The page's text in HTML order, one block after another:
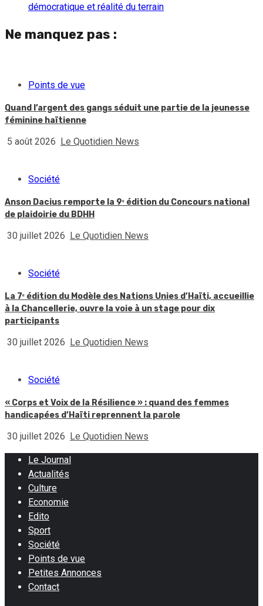
démocratique et réalité du terrain
Ne manquez pas :
Points de vue
Quand l’argent des gangs séduit une partie de la jeunesse
féminine haïtienne
5 août 2026 Le Quotidien News
Société
Anson Dacius remporte la 9ᵉ édition du Concours national
de plaidoirie du BDHH
30 juillet 2026 Le Quotidien News
Société
La 7ᵉ édition du Modèle des Nations Unies d’Haïti, accueillie
à la Chancellerie, ouvre la voie à un stage pour dix
participants
30 juillet 2026 Le Quotidien News
Société
« Corps et Voix de la Résilience » : quand des femmes
handicapées d’Haïti reprennent la parole
30 juillet 2026 Le Quotidien News
Le Journal
Actualités
Culture
Economie
Edito
Sport
Société
Points de vue
Petites Annonces
Contact